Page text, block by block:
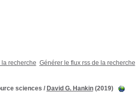
la recherche Générer le flux rss de la recherche
sciences / David G. Hankin(2019)